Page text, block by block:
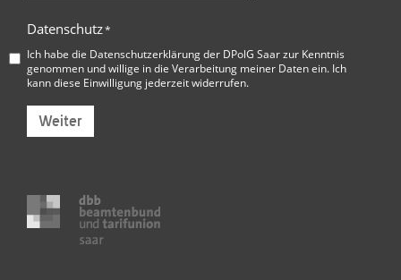
Datenschutz*
Ich habe die Datenschutzerklärung der DPolG Saarzur Kenntnis
genommen und willige in die Verarbeitung meiner Daten ein. Ich
kann diese Einwilligung jederzeit widerrufen.
Weiter